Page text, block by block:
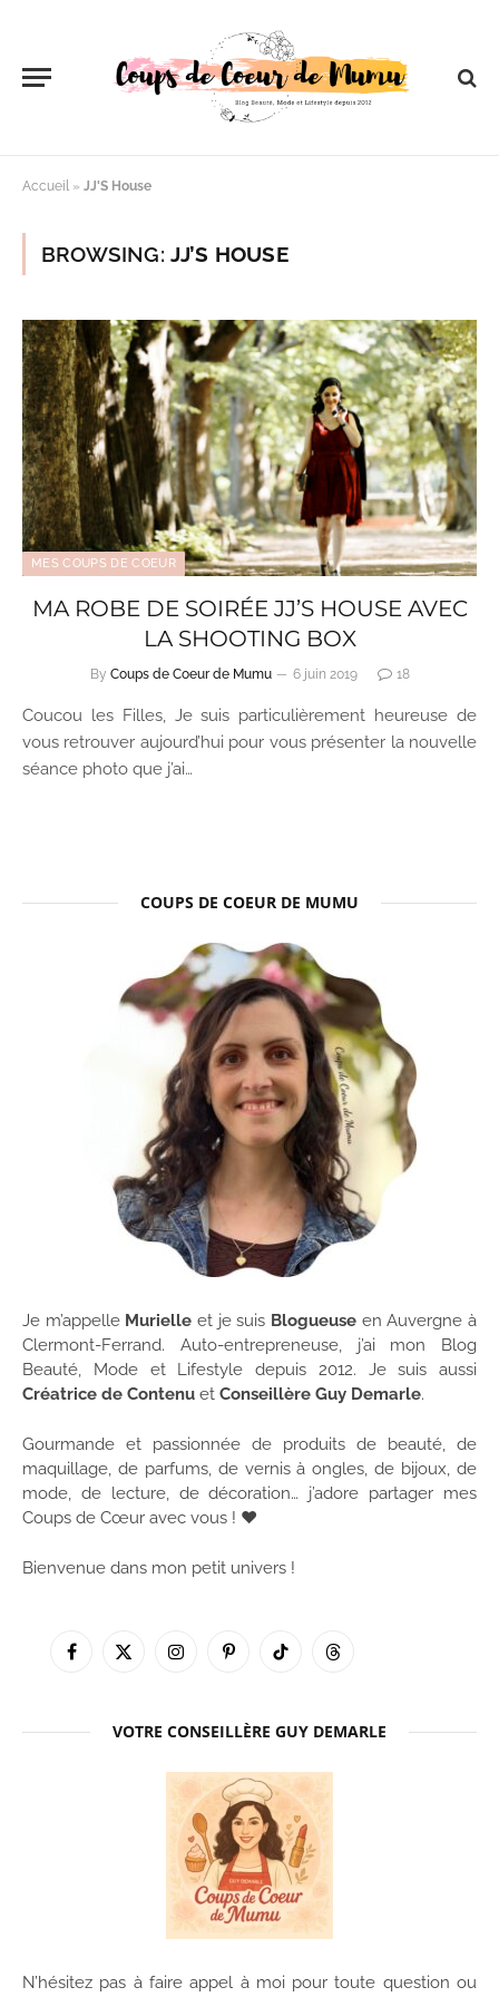
Accueil » JJ'S House
BROWSING: JJ’S HOUSE
MES COUPS DE COEUR
MA ROBE DE SOIRÉE JJ’S HOUSE AVEC
LA SHOOTING BOX
By Coups de Coeur de Mumu 6 juin 2019 18
Coucou les Filles, Je suis particulièrement heureuse de
vous retrouver aujourd’hui pour vous présenter la nouvelle
séance photo que j’ai…
COUPS DE COEUR DE MUMU
Je m’appelle Murielle et je suis Blogueuse en Auvergne à
Clermont-Ferrand. Auto-entrepreneuse, j’ai mon Blog
Beauté, Mode et Lifestyle depuis 2012. Je suis aussi
Créatrice de Contenu et Conseillère Guy Demarle.
Gourmande et passionnée de produits de beauté, de
maquillage, de parfums, de vernis à ongles, de bijoux, de
mode, de lecture, de décoration… j’adore partager mes
Coups de Cœur avec vous ! ♥
Bienvenue dans mon petit univers !
Facebook
X
InstagramPinterestTikTok Threads
VOTRE CONSEILLÈRE GUY DEMARLE
N’hésitez pas à faire appel à moi pour toute question ou